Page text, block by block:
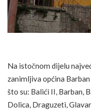
Na istočnom dijelu
zanimljiva općina
što su: Balići II, Barban,
Dolica, Draguzeti,